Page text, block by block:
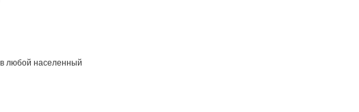
любой населенный